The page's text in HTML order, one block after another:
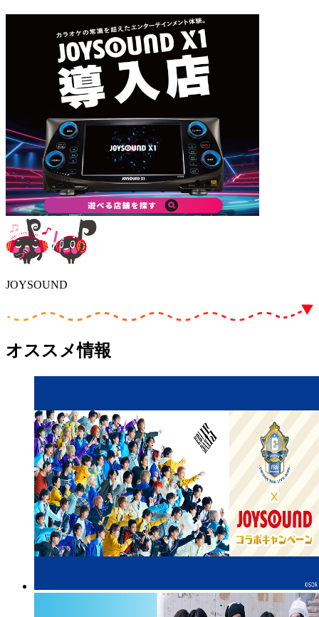
JOYSOUND
オススメ情報